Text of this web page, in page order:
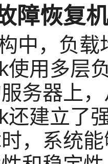
障恢复
中，负
使用多层
务器上
还建立了
，系统